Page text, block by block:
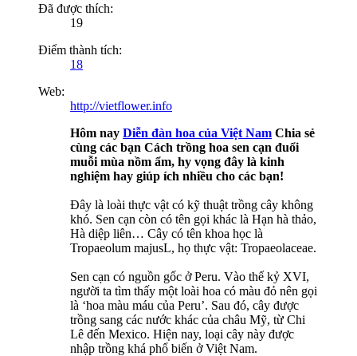
Đã được thích:
19
Điểm thành tích:
18
Web:
http://vietflower.info
Hôm nay Diễn đàn hoa của Việt Nam Chia sẻ
cùng các bạn Cách trồng hoa sen cạn đuổi
muỗi mùa nồm ẩm, hy vọng đây là kinh
nghiệm hay giúp ích nhiều cho các bạn!
Đây là loài thực vật có kỹ thuật trồng cây không
khó. Sen cạn còn có tên gọi khác là Hạn hà thảo,
Hà diệp liên… Cây có tên khoa học là
Tropaeolum majusL, họ thực vật: Tropaeolaceae.
Sen cạn có nguồn gốc ở Peru. Vào thế kỷ XVI,
người ta tìm thấy một loài hoa có màu đỏ nên gọi
là ‘hoa màu máu của Peru’. Sau đó, cây được
trồng sang các nước khác của châu Mỹ, từ Chi
Lê đến Mexico. Hiện nay, loại cây này được
nhập trồng khá phổ biến ở Việt Nam.